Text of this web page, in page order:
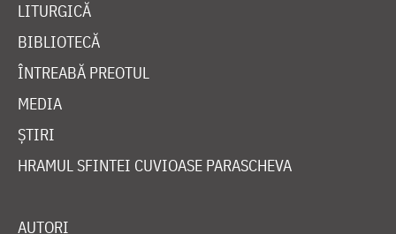
LITURGICĂ
BIBLIOTECĂ
ÎNTREABĂ PREOTUL
MEDIA
ȘTIRI
HRAMUL SFINTEI CUVIOASE PARASCHEVA
AUTORI